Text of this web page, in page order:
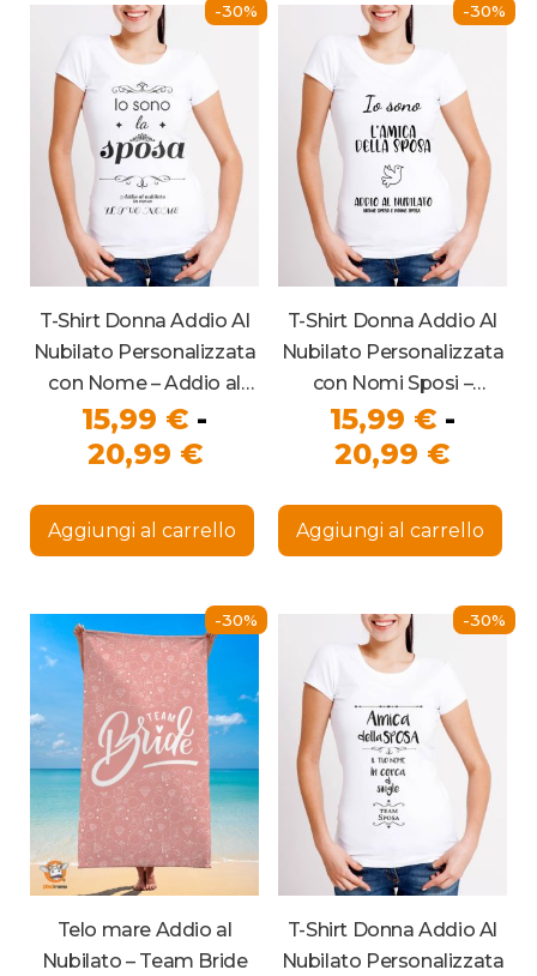
-30%
T-Shirt Donna Addio Al
Nubilato Personalizzata
con Nome – Addio al
nubilato In Corso – “Io
Sono La Sposa”
15,99 € -
20,99 €Fascia
prezzo:
da
a
20,99 €
Aggiungi al carrello
prodotto
più
Le
opzioni
essere
scelte
nella
pagina
del
prodotto
-30%
T-Shirt Donna Addio Al
Nubilato Personalizzata
con Nomi Sposi –
“L’Amica Della Sposa”
15,99 € -
20,99 €
da
a
Aggiungi al carrello
Le
-30%
Telo mare Addio al
Nubilato – Team Bride
-30%
T-Shirt Donna Addio Al
Nubilato Personalizzata